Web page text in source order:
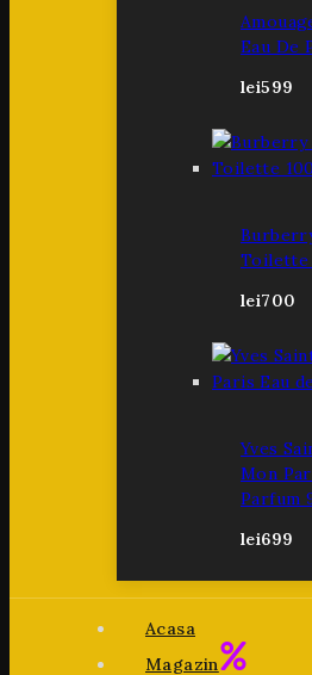
Eau De
lei599
Toilette
lei700
Yves
Mon
Parfum
lei699
Acasa
Magazin